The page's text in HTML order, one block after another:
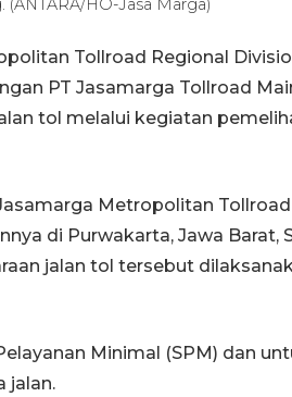
(ANTARA/HO-Jasa Marga)
Tollroad Regional
PT Jasamarga Tollroad
tol melalui kegiatan
Metropolitan
di Purwakarta, Jawa Barat,
jalan tol tersebut
Minimal (SPM) dan
jalan.